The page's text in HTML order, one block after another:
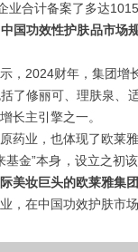
业合计备案了多达
中国功效性护肤品市场
，2024财年，集团
了修丽可、理肤泉、
长主引擎之一。
药业，也体现了欧莱
基金”本身，设立之
美妆巨头的欧莱雅集
，在中国功效护肤市